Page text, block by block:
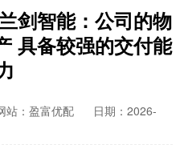
剑智能：公司的物
具备较强的交付能
站：盈富优配
日期：2026-